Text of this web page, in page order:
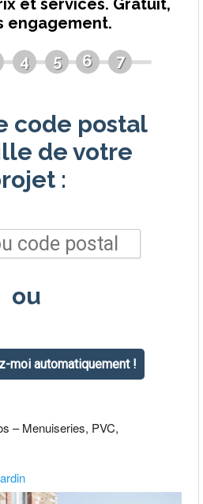
– Menuiseries, PVC,